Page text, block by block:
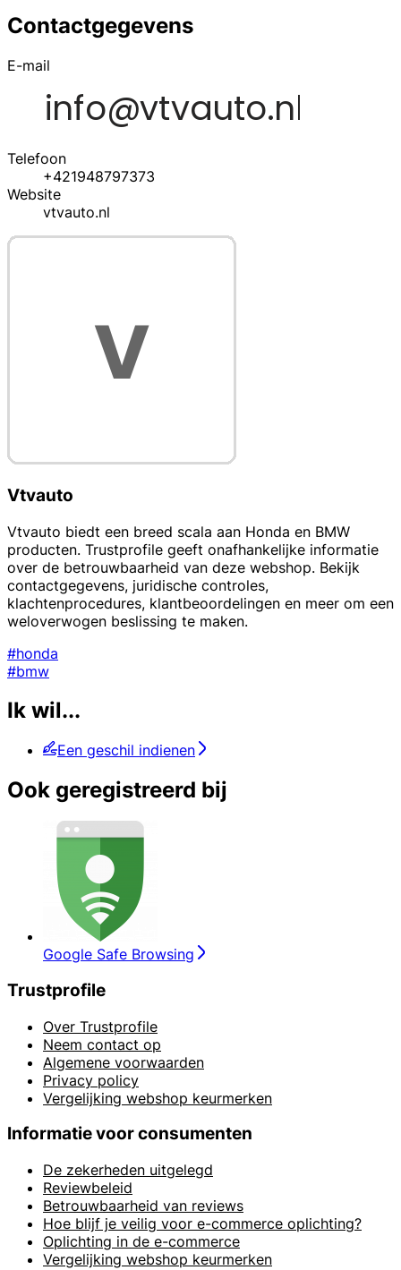
Contactgegevens
E-mail
Telefoon
+421948797373
Website
vtvauto.nl
Vtvauto
Vtvauto biedt een breed scala aan Honda en BMW
producten. Trustprofile geeft onafhankelijke informatie
over de betrouwbaarheid van deze webshop. Bekijk
contactgegevens, juridische controles,
klachtenprocedures, klantbeoordelingen en meer om een
weloverwogen beslissing te maken.
#honda
#bmw
Ik wil...
Een geschil indienen
Ook geregistreerd bij
Google Safe Browsing
Trustprofile
Over Trustprofile
Neem contact op
Algemene voorwaarden
Privacy policy
Vergelijking webshop keurmerken
Informatie voor consumenten
De zekerheden uitgelegd
Reviewbeleid
Betrouwbaarheid van reviews
Hoe blijf je veilig voor e-commerce oplichting?
Oplichting in de e-commerce
Vergelijking webshop keurmerken